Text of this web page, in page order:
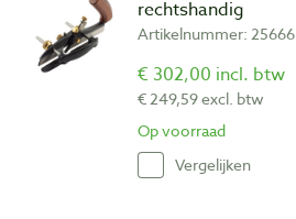
rechtshandig
Artikelnummer: 25666
€ 302,00 incl. btw
€ 249,59 excl. btw
Op voorraad
Vergelijken